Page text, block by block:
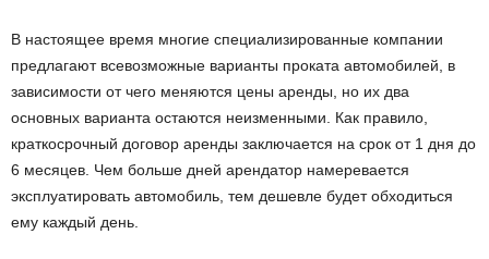
В настоящее время многие специализированные компании
предлагают всевозможные варианты проката автомобилей, в
зависимости от чего меняются цены аренды, но их два
основных варианта остаются неизменными. Как правило,
краткосрочный договор аренды заключается на срок от 1 дня до
6 месяцев. Чем больше дней арендатор намеревается
эксплуатировать автомобиль, тем дешевле будет обходиться
ему каждый день.